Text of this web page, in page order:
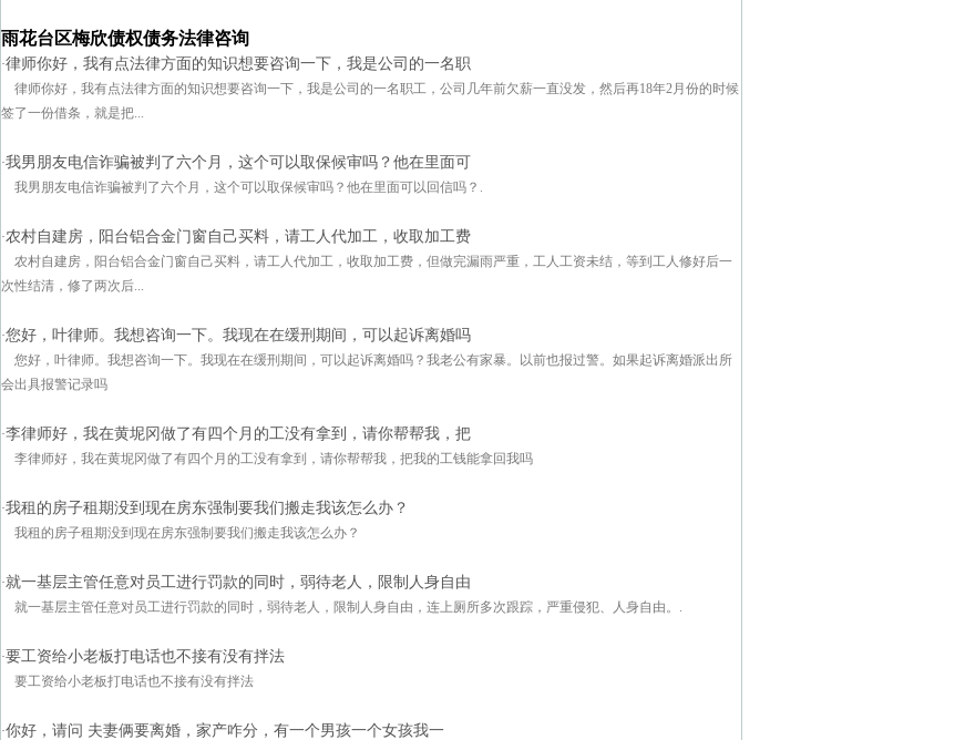
雨花台区梅欣债权债务法律咨询
·律师你好，我有点法律方面的知识想要咨询一下，我是公司的一名职
律师你好，我有点法律方面的知识想要咨询一下，我是公司的一名职工，公司几年前欠薪一直没发，然后再18年2月份的时候
签了一份借条，就是把...
·我男朋友电信诈骗被判了六个月，这个可以取保候审吗？他在里面可
我男朋友电信诈骗被判了六个月，这个可以取保候审吗？他在里面可以回信吗？.
·农村自建房，阳台铝合金门窗自己买料，请工人代加工，收取加工费
农村自建房，阳台铝合金门窗自己买料，请工人代加工，收取加工费，但做完漏雨严重，工人工资未结，等到工人修好后一
次性结清，修了两次后...
·您好，叶律师。我想咨询一下。我现在在缓刑期间，可以起诉离婚吗
您好，叶律师。我想咨询一下。我现在在缓刑期间，可以起诉离婚吗？我老公有家暴。以前也报过警。如果起诉离婚派出所
会出具报警记录吗
·李律师好，我在黄坭冈做了有四个月的工没有拿到，请你帮帮我，把
李律师好，我在黄坭冈做了有四个月的工没有拿到，请你帮帮我，把我的工钱能拿回我吗
·我租的房子租期没到现在房东强制要我们搬走我该怎么办？
我租的房子租期没到现在房东强制要我们搬走我该怎么办？
·就一基层主管任意对员工进行罚款的同时，弱待老人，限制人身自由
就一基层主管任意对员工进行罚款的同时，弱待老人，限制人身自由，连上厕所多次跟踪，严重侵犯、人身自由。.
·要工资给小老板打电话也不接有没有拌法
要工资给小老板打电话也不接有没有拌法
·你好，请问 夫妻俩要离婚，家产咋分，有一个男孩一个女孩我一